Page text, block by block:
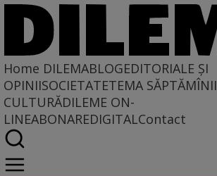
Home DILEMABLOGEDITORIALE ȘI
OPINIISOCIETATETEMA SĂPTĂMÎNII
CULTURĂDILEME ON-
LINEABONAREDIGITALContact
Home
DILEMABLOG
Blogul cititorilor